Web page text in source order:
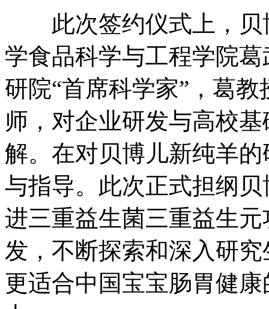
此次签约仪式上，贝
学食品科学与工程学院
研院“首席科学家”，葛
师，对企业研发与高校
解。在对贝博儿新纯羊
与指导。此次正式担纲
进三重益生菌三重益生
发，不断探索和深入研
更适合中国宝宝肠胃健